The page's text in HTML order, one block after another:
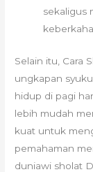
sekaligus
Selain itu, Cara
ungkapan
hidup di pagi
lebih mudah
kuat untuk
pemahaman
duniawi sholat